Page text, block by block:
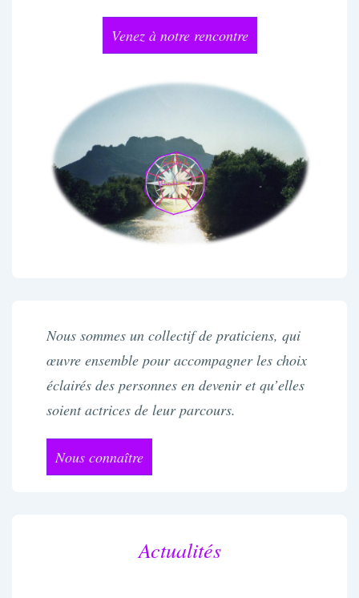
Venez à notre rencontre
Nous sommes un collectif de praticiens, qui
œuvre ensemble pour accompagner les choix
éclairés des personnes en devenir et qu’elles
soient actrices de leur parcours.
Nous connaître
Actualités